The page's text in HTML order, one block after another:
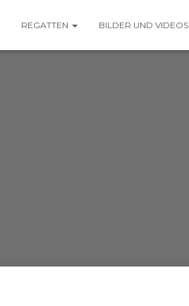
REGATTEN BILDER UND VIDEOS